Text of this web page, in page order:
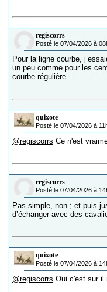
regiscorrs
Posté le 07/04/2026 à
Pour la ligne courbe,
un peu comme pour les
courbe régulière…
quixote
Posté le 07/04/2026 à
@regiscorrs Ce n'est
regiscorrs
Posté le 07/04/2026 à
Pas simple, non ; et puis
d’échanger avec des
quixote
Posté le 07/04/2026 à
@regiscorrs Oui c'est sur il